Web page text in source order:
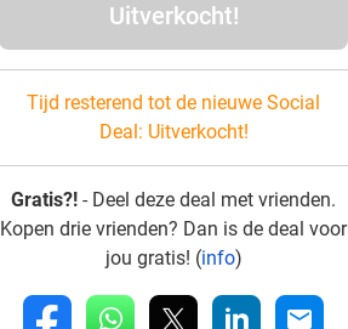
Uitverkocht!
Tijd resterend tot de nieuwe Social
Deal: Uitverkocht!
Gratis?! - Deel deze deal met vrienden.
Kopen drie vrienden? Dan is de deal voor
jou gratis! (info)
whatsapp linkedin mail